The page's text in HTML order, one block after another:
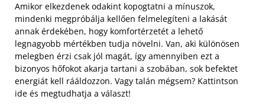
Amikor elkezdenek odakint kopogtatni a mínuszok,
mindenki megpróbálja kellően felmelegíteni a lakását
annak érdekében, hogy komfortérzetét a lehető
legnagyobb mértékben tudja növelni. Van, aki különösen
melegben érzi csak jól magát, így amennyiben ezt a
bizonyos hőfokot akarja tartani a szobában, sok befektet
energiát kell rááldozzon. Vagy talán mégsem? Kattintson
ide és megtudhatja a választ!